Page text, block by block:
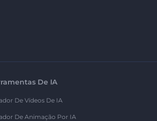
De IA
De Vídeos De IA
De Animação Por IA